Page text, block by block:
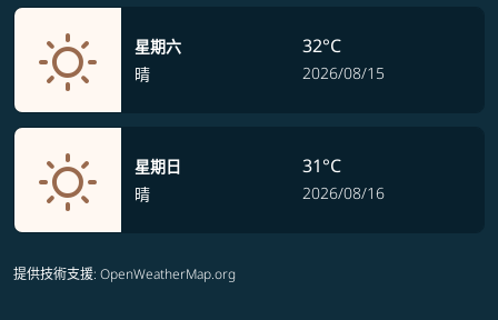
星期六
晴
32°C
2026/08/15
星期日
晴
31°C
2026/08/16
提供技術支援: OpenWeatherMap.org